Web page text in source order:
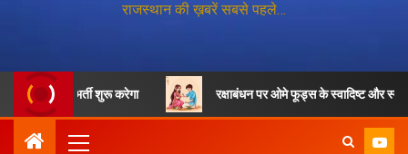
राजस्थान की ख़बरें सबसे पहले…
की भर्ती शुरू करेगा रक्षाबंधन पर ओमे फूड्स के स्वादिष्ट और